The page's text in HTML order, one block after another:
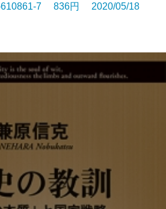
7 836円 2020/05/18